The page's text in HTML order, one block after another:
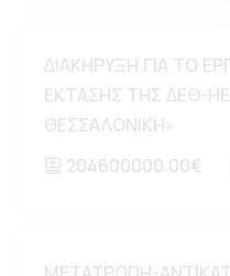
ΔΙΑΚΗΡΥΞΗ ΓΙΑ ΤΟ
ΕΚΤΑΣΗΣ ΤΗΣ ΔΕΘ-
ΘΕΣΣΑΛΟΝΙΚΗ»
204600000.00€